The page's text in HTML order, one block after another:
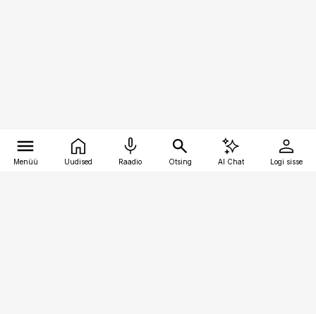
Menüü Uudised Raadio Otsing AI Chat Logi sisse